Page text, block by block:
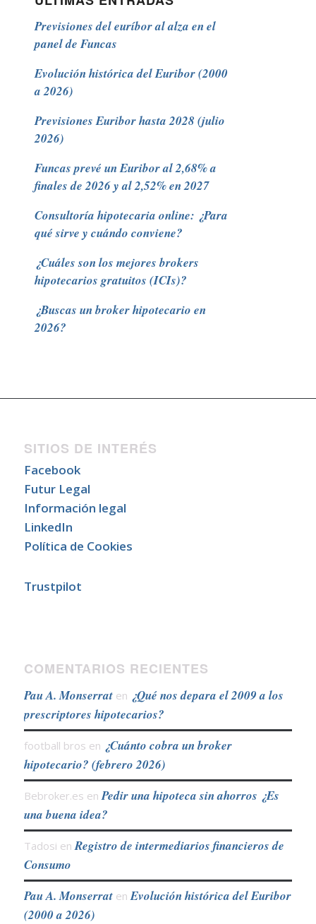
Previsiones del euríbor al alza en el
panel de Funcas
Evolución histórica del Euribor (2000
a 2026)
Previsiones Euribor hasta 2028 (julio
2026)
Funcas prevé un Euribor al 2,68% a
finales de 2026 y al 2,52% en 2027
Consultoría hipotecaria online: ¿Para
qué sirve y cuándo conviene?
¿Cuáles son los mejores brokers
hipotecarios gratuitos (ICIs)?
¿Buscas un broker hipotecario en
2026?
SITIOS DE INTERÉS
Facebook
Futur Legal
Información legal
LinkedIn
Política de Cookies
Trustpilot
COMENTARIOS RECIENTES
Pau A. Monserraten ¿Qué nos depara el 2009 a los
prescriptores hipotecarios?
football bros en ¿Cuánto cobra un broker
hipotecario? (febrero 2026)
Bebroker.es en Pedir una hipoteca sin ahorros ¿Es
una buena idea?
Tadosi en Registro de intermediarios financieros de
Consumo
Pau A. Monserraten Evolución histórica del Euribor
(2000 a 2026)